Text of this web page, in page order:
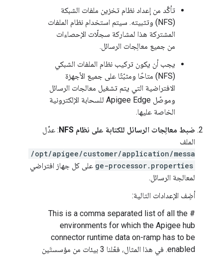
تأكَّد من إعداد نظام تخزين ملفات الشبكة
(NFS) وتثبيته. سيتم استخدام نظام الملفات
المشتركة هذا لمشاركة سجلّات الإحصاءات
من جميع معالِجات الرسائل.
يجب أن يكون تركيب نظام الملفات الشبكي
(NFS) متاحًا ومثبّتًا على جميع الأجهزة
الافتراضية التي يتم تشغيل معالجات الرسائل
وموصّل Apigee Edge للسحابة الإلكترونية
الخاصة عليها.
ضبط معالِجات الرسائل للكتابة على نظام NFS
: عدِّل
الملف
/opt/apigee/customer/application/messa
ge-processor.properties على كل جهاز افتراضي
لمعالجة الرسائل.
أضِف الإعدادات التالية:
# This is a comma separated list of all the
environments for which the Apigee hub
connector runtime data on-ramp has to be
enabled. في هذا المثال، فعّلنا 3 بيئات من مؤسستَين